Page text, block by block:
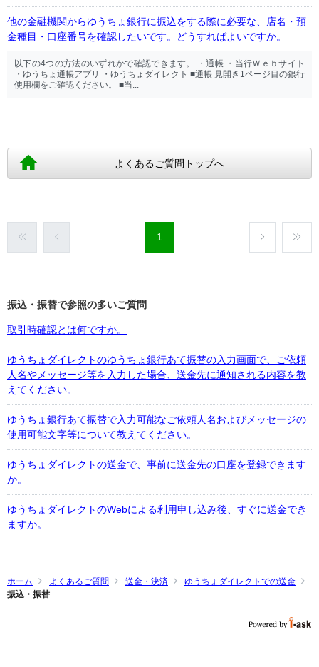
他の金融機関からゆうちょ銀行に振込をする際に必要な、店名・預
金種目・口座番号を確認したいです。どうすればよいですか。
以下の4つの方法のいずれかで確認できます。 ・通帳 ・当行Ｗｅｂサイト
・ゆうちょ通帳アプリ ・ゆうちょダイレクト ■通帳 見開き1ページ目の銀行
使用欄をご確認ください。 ■当...
よくあるご質問トップへ
1
振込・振替で参照の多いご質問
取引時確認とは何ですか。
ゆうちょダイレクトのゆうちょ銀行あて振替の入力画面で、ご依頼
人名やメッセージ等を入力した場合、送金先に通知される内容を教
えてください。
ゆうちょ銀行あて振替で入力可能なご依頼人名およびメッセージの
使用可能文字等について教えてください。
ゆうちょダイレクトの送金で、事前に送金先の口座を登録できます
か。
ゆうちょダイレクトのWebによる利用申し込み後、すぐに送金でき
ますか。
ホーム よくあるご質問 送金・決済
ゆうちょダイレクトでの送金
振込・振替